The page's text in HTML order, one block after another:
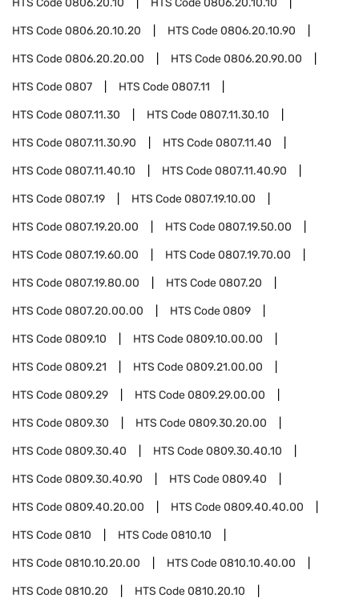
HTS Code0806.20.10 HTS Code0806.20.10.10
HTS Code0806.20.10.20 HTS Code0806.20.10.90
HTS Code0806.20.20.00 HTS Code0806.20.90.00
HTS Code0807 HTS Code0807.11
HTS Code0807.11.30 HTS Code0807.11.30.10
HTS Code0807.11.30.90 HTS Code0807.11.40
HTS Code0807.11.40.10 HTS Code0807.11.40.90
HTS Code0807.19 HTS Code0807.19.10.00
HTS Code0807.19.20.00 HTS Code0807.19.50.00
HTS Code0807.19.60.00 HTS Code0807.19.70.00
HTS Code0807.19.80.00 HTS Code0807.20
HTS Code0807.20.00.00 HTS Code0809
HTS Code0809.10 HTS Code0809.10.00.00
HTS Code0809.21 HTS Code0809.21.00.00
HTS Code0809.29 HTS Code0809.29.00.00
HTS Code0809.30 HTS Code0809.30.20.00
HTS Code0809.30.40 HTS Code0809.30.40.10
HTS Code0809.30.40.90 HTS Code0809.40
HTS Code0809.40.20.00 HTS Code0809.40.40.00
HTS Code0810 HTS Code0810.10
HTS Code0810.10.20.00 HTS Code0810.10.40.00
HTS Code0810.20 HTS Code0810.20.10